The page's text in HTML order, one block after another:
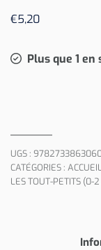
€5,20
Plus que 1 en
UGS :
CATÉGORIES :
LES TOUT-PETITS (0-